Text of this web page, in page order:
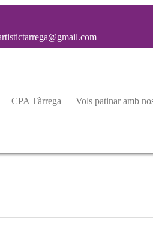
CPA Tàrrega Vols patinar amb